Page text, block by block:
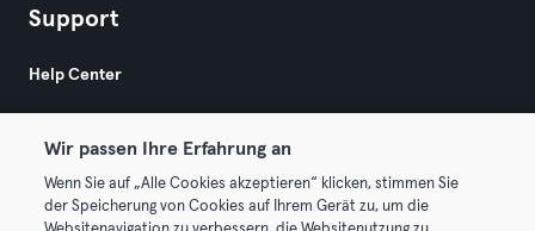
Support
Help Center
Wir passen Ihre Erfahrung an
Wenn Sie auf „Alle Cookies akzeptieren“ klicken, stimmen Sie
der Speicherung von Cookies auf Ihrem Gerät zu, um die